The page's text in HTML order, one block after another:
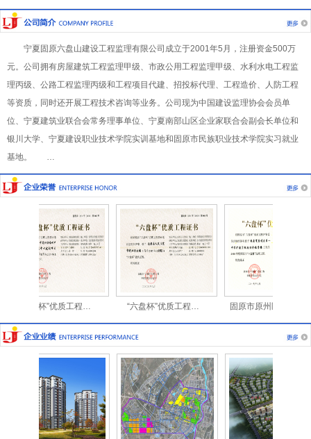
宁夏固原六盘山建设工程监理有限公司成立于2001年5月，注册资金500万
元。公司拥有房屋建筑工程监理甲级、市政公用工程监理甲级、水利水电工程监
理丙级、公路工程监理丙级和工程项目代建、招投标代理、工程造价、人防工程
等资质，同时还开展工程技术咨询等业务。公司现为中国建设监理协会会员单
位、宁夏建筑业联合会常务理事单位、宁夏南部山区企业家联合会副会长单位和
银川大学、宁夏建设职业技术学院实训基地和固原市民族职业技术学院实习就业
基地。 …
“六盘杯”优质工程… “六盘杯”优质工程… 固原市原州区第一中…